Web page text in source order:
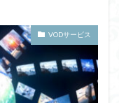
VODサービス